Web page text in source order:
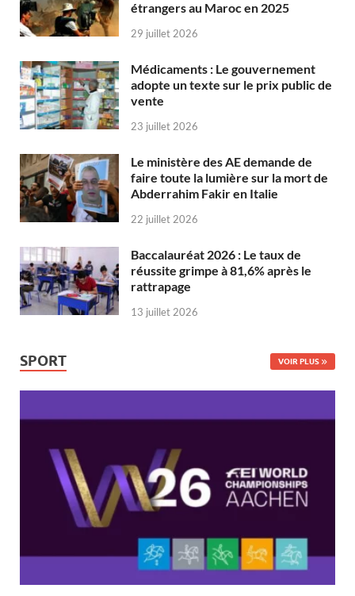
étrangers au Maroc en 2025
29 juillet 2026
Médicaments : Le gouvernement
adopte un texte sur le prix public de
vente
23 juillet 2026
Le ministère des AE demande de
faire toute la lumière sur la mort de
Abderrahim Fakir en Italie
22 juillet 2026
Baccalauréat 2026 : Le taux de
réussite grimpe à 81,6% après le
rattrapage
13 juillet 2026
SPORT VOIR PLUS